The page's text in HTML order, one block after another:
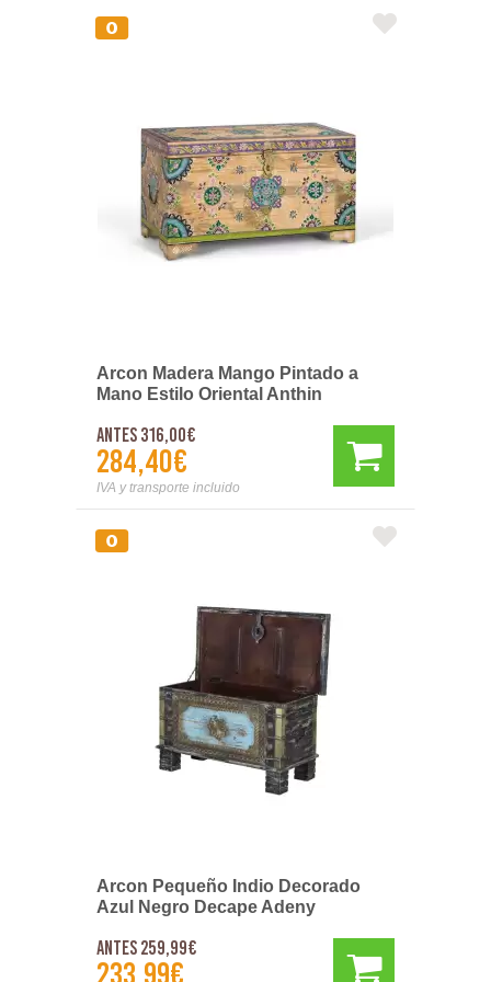
Arcon Madera Mango Pintado a
Mano Estilo Oriental Anthin
Antes 316,00€
284,40€
IVA y transporte incluido
Arcon Pequeño Indio Decorado
Azul Negro Decape Adeny
Antes 259,99€
233,99€